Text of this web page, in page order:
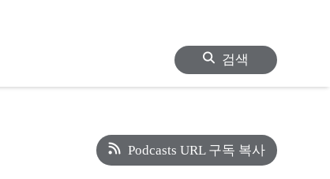
검색
Podcasts URL 구독 복사